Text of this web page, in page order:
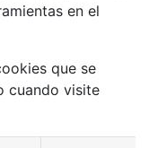
en el
que se
cuando visite